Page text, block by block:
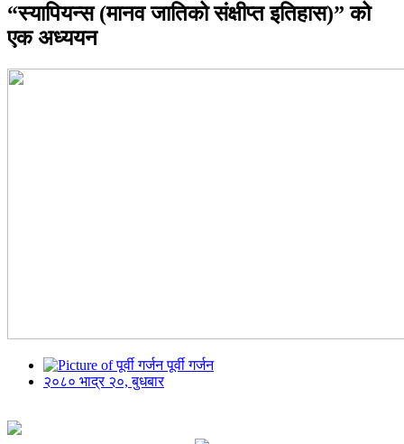
“स्यापियन्स (मानव जातिको संक्षीप्त इतिहास)” को
एक अध्ययन
पूर्वी गर्जन
२०८० भाद्र २०, बुधबार